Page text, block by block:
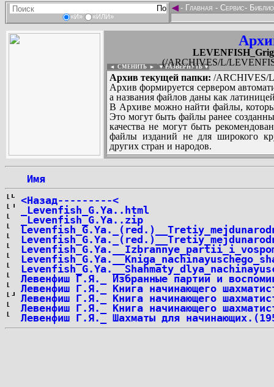
«И» «ИЛИ»
◄- Главная - Сервис-
(/ARCHIVES/L/
◄ СМЕНИТЬ ► ▼ РАЗВЕРНУТЬ ▼
Архив текущей папки: /ARCHIVES/
Архив формируется сервером
а названия файлов даны как
В Архиве можно найти файлы,
Это могут быть файлы ранее
качества не могут быть
файлы изданий не для широкого
других стран и народов.
Имя
<Назад---------<
_Levenfish_G.Ya..html
_Levenfish_G.Ya..zip
Левенфиш Г.Я._ Избранные партии и
Левенфиш Г.Я._ Книга начинающего
Левенфиш Г.Я._ Книга начинающего
Левенфиш Г.Я._ Книга начинающего
Левенфиш Г.Я._ Шахматы для